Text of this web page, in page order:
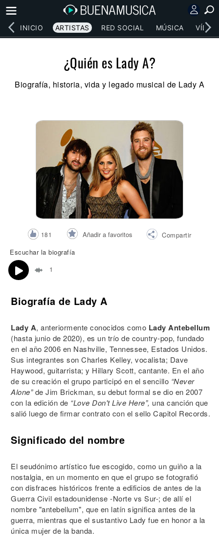
INICIO ARTISTAS RED SOCIAL MÚSICA
¿Quién es Lady A?
Biografía, historia, vida y legado musical de Lady A
181 Añadir a favoritos
Compartir
Escuchar la biografía
1
Biografía de Lady A
Lady A, anteriormente conocidos como Lady Antebellum
(hasta junio de 2020), es un trío de country-pop, fundado
en el año 2006 en Nashville, Tennessee, Estados Unidos.
Sus integrantes son Charles Kelley, vocalista; Dave
Haywood, guitarrista; y Hillary Scott, cantante. En el año
de su creación el grupo participó en el sencillo “Never
Alone”de Jim Brickman, su debut formal se dio en 2007
con la edición de “Love Don't Live Here”, una canción que
salió luego de firmar contrato con el sello Capitol Records.
Significado del nombre
El seudónimo artístico fue escogido, como un guiño a la
nostalgia, en un momento en que el grupo se fotografió
con disfraces históricos frente a edificios de antes de la
Guerra Civil estadounidense -Norte vs Sur-; de allí el
nombre "antebellum", que en latín significa antes de la
guerra, mientras que el sustantivo Lady fue en honor a la
única mujer de la banda.